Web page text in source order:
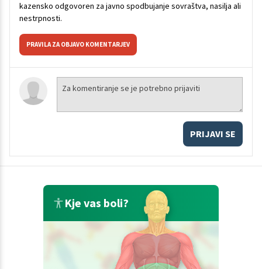
kazensko odgovoren za javno spodbujanje sovraštva, nasilja ali
nestrpnosti.
PRAVILA ZA OBJAVO KOMENTARJEV
PRIJAVI SE
Kje vas boli?